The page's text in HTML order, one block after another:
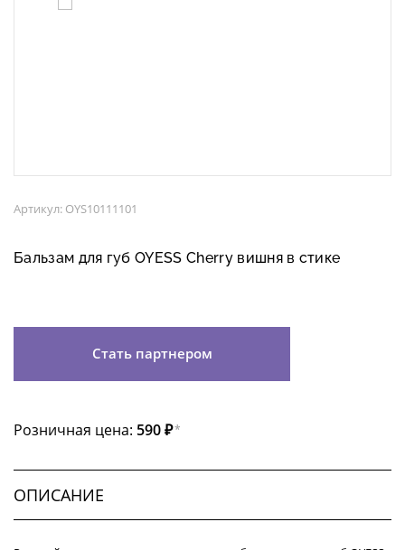
Артикул: OYS10111101
Бальзам для губ OYESS Cherry вишня в стике
Стать партнером
Розничная цена: 590 ₽*
ОПИСАНИЕ